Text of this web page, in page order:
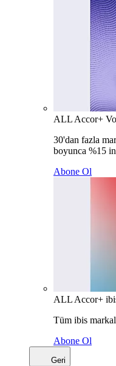
ALL Accor+
30'dan fazla
boyunca %15
Abone Ol
ALL Accor+
Tüm ibis
Abone Ol
Geri